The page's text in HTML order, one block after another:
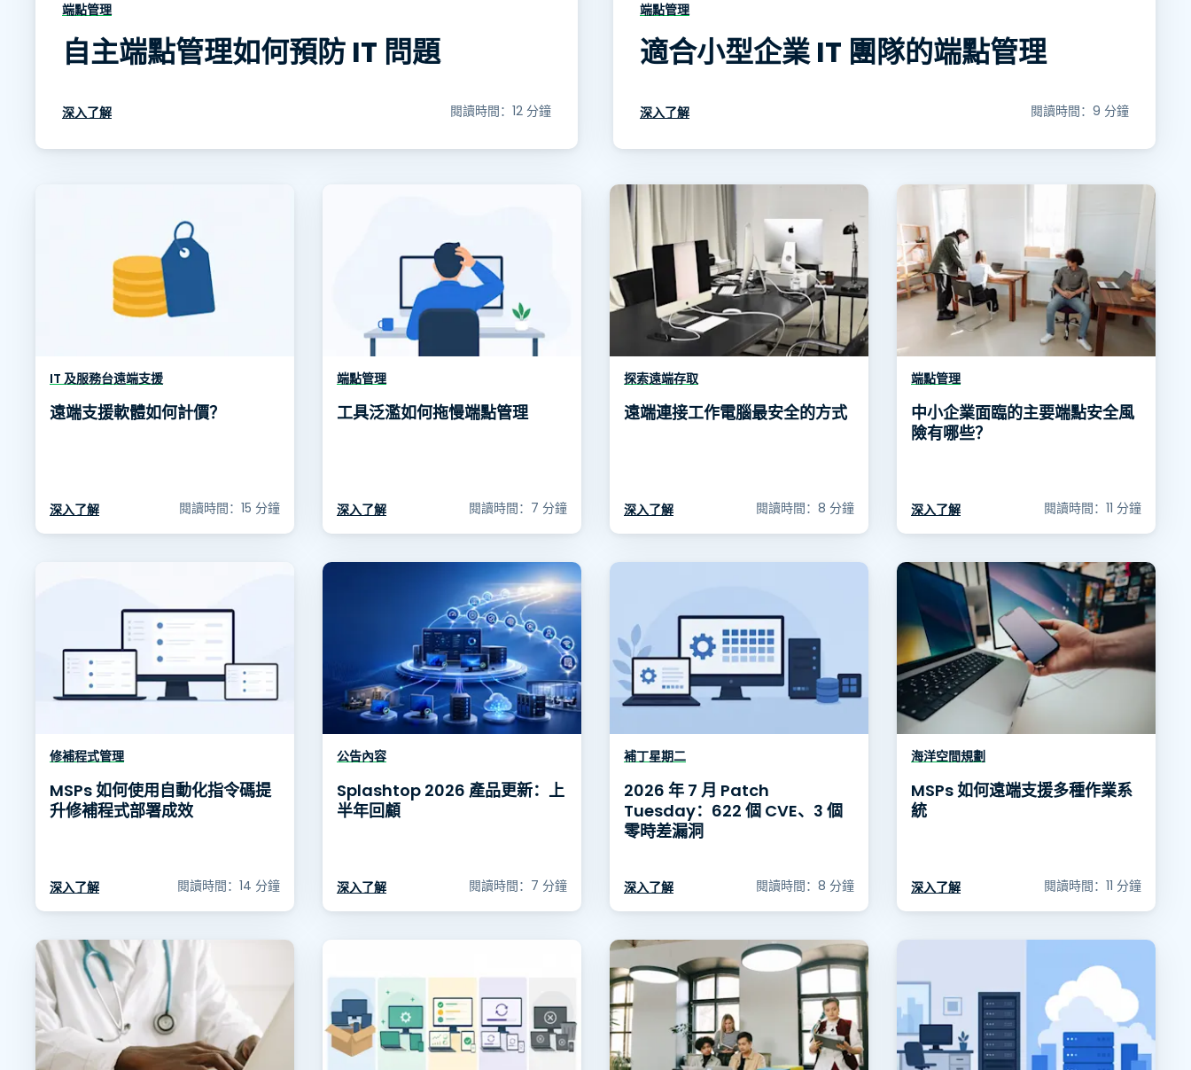
端點管理
自主端點管理如何預防 IT 問題
深入了解 閱讀時間：12 分鐘
端點管理
適合小型企業 IT 團隊的端點管理
深入了解 閱讀時間：9 分鐘
IT 及服務台遠端支援
遠端支援軟體如何計價？
深入了解 閱讀時間：15 分鐘
端點管理
工具泛濫如何拖慢端點管理
深入了解 閱讀時間：7 分鐘
探索遠端存取
遠端連接工作電腦最安全的方式
深入了解 閱讀時間：8 分鐘
端點管理
中小企業面臨的主要端點安全風
險有哪些？
深入了解 閱讀時間：11 分鐘
修補程式管理
MSPs 如何使用自動化指令碼提
升修補程式部署成效
深入了解 閱讀時間：14 分鐘
公告內容
Splashtop 2026 產品更新：上
半年回顧
深入了解 閱讀時間：7 分鐘
補丁星期二
2026 年 7 月 Patch
Tuesday：622 個 CVE、3 個
零時差漏洞
深入了解 閱讀時間：8 分鐘
海洋空間規劃
MSPs 如何遠端支援多種作業系
統
深入了解 閱讀時間：11 分鐘